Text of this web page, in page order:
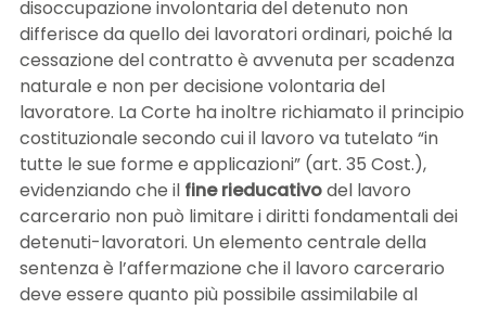
disoccupazione involontaria del detenuto non
differisce da quello dei lavoratori ordinari, poiché la
cessazione del contratto è avvenuta per scadenza
naturale e non per decisione volontaria del
lavoratore. La Corte ha inoltre richiamato il principio
costituzionale secondo cui il lavoro va tutelato “in
tutte le sue forme e applicazioni” (art. 35 Cost.),
evidenziando che il fine rieducativodel lavoro
carcerario non può limitare i diritti fondamentali dei
detenuti-lavoratori. Un elemento centrale della
sentenza è l’affermazione che il lavoro carcerario
deve essere quanto più possibile assimilabile al